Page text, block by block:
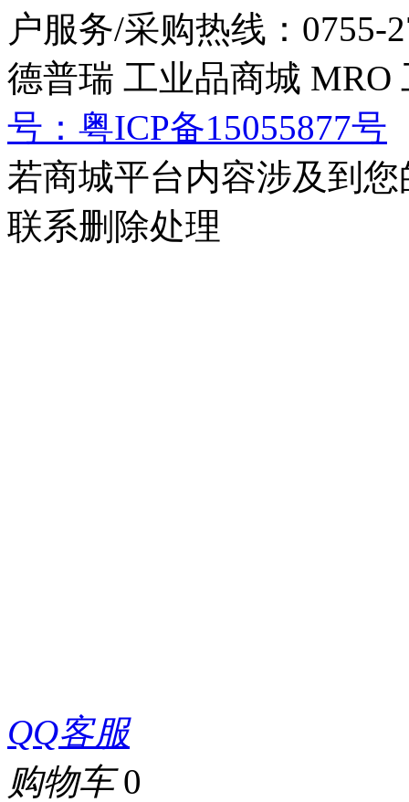
户服务/采购热线：0755-
德普瑞 工业品商城 MRO
号：粤ICP备15055877号
若商城平台内容涉及到
联系删除处理
QQ客服
购物车 0